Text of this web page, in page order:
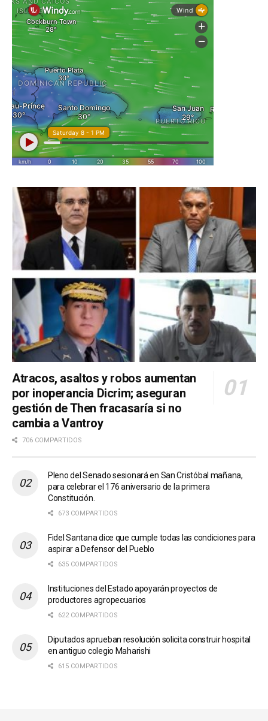
Atracos, asaltos y robos aumentan
por inoperancia Dicrim; aseguran
gestión de Then fracasaría si no
cambia a Vantroy
706 COMPARTIDOS
Pleno del Senado sesionará en San Cristóbal mañana,
para celebrar el 176 aniversario de la primera
Constitución.
673 COMPARTIDOS
Fidel Santana dice que cumple todas las condiciones para
aspirar a Defensor del Pueblo
635 COMPARTIDOS
Instituciones del Estado apoyarán proyectos de
productores agropecuarios
622 COMPARTIDOS
Diputados aprueban resolución solicita construir hospital
en antiguo colegio Maharishi
615 COMPARTIDOS